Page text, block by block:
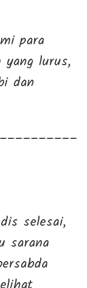
para
yang lurus,
dan
selesai,
sarana